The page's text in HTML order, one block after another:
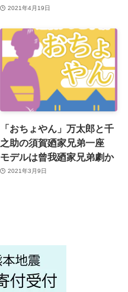
2021年4月19日
「おちょやん」万太郎と千
之助の須賀廼家兄弟一座
モデルは曾我廼家兄弟劇か
2021年3月9日